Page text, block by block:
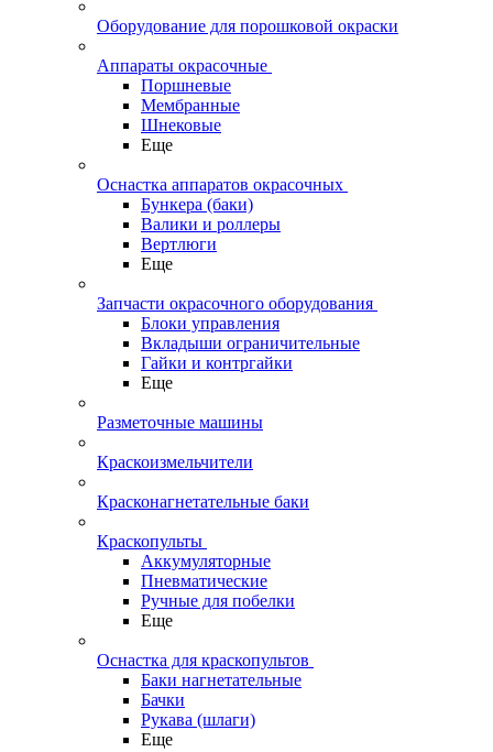
Оборудование для порошковой окраски
Аппараты окрасочные
Поршневые
Мембранные
Шнековые
Еще
Оснастка аппаратов окрасочных
Бункера (баки)
Валики и роллеры
Вертлюги
Еще
Запчасти окрасочного оборудования
Блоки управления
Вкладыши ограничительные
Гайки и контргайки
Еще
Разметочные машины
Краскоизмельчители
Красконагнетательные баки
Краскопульты
Аккумуляторные
Пневматические
Ручные для побелки
Еще
Оснастка для краскопультов
Баки нагнетательные
Бачки
Рукава (шлаги)
Еще